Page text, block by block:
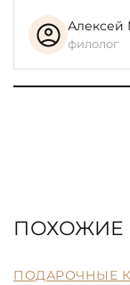
Алексей
филолог
ПОХОЖИЕ
ПОДАРОЧНЫЕ